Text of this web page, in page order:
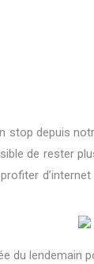
stop depuis
de rester
du lendemain